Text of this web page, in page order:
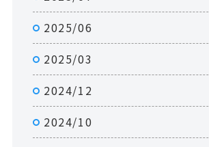
2025/06
2025/03
2024/12
2024/10